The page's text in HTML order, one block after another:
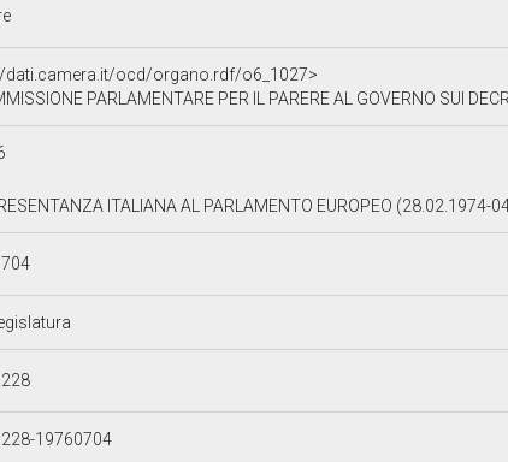
dati.camera.it/ocd/organo.rdf/o6_1027>
PARLAMENTARE PER IL PARERE AL GOVERNO SUI DECRETI DELEGATI CONCERNENTI NORME A
ITALIANA AL PARLAMENTO EUROPEO (28.02.1974-
19760704